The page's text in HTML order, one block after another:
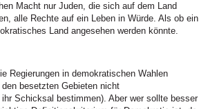
Macht nur Juden, die sich auf dem Land
alle Rechte auf ein Leben in Würde. Als ob ein
Land angesehen werden könnte.
Regierungen in demokratischen Wahlen
besetzten Gebieten nicht
Schicksal bestimmen). Aber wer sollte besser